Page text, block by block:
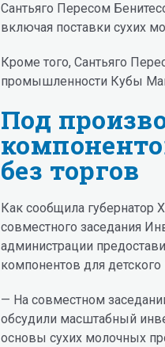
Сантьяго Пересом
включая поставки сухих
Кроме того, Сантьяго
промышленности Кубы
Под
без торгов
Как сообщила губернатор
совместного заседания
администрации
компонентов для детского
— На совместном
обсудили масштабный
основы сухих молочных